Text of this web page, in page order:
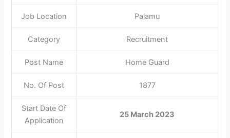
Job Location Palamu
Category Recruitment
Post Name Home Guard
No. Of Post 1877
Start Date Of
Application
25 March 2023